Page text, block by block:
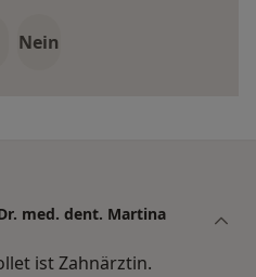
Nein
med. dent. Martina
ist Zahnärztin.